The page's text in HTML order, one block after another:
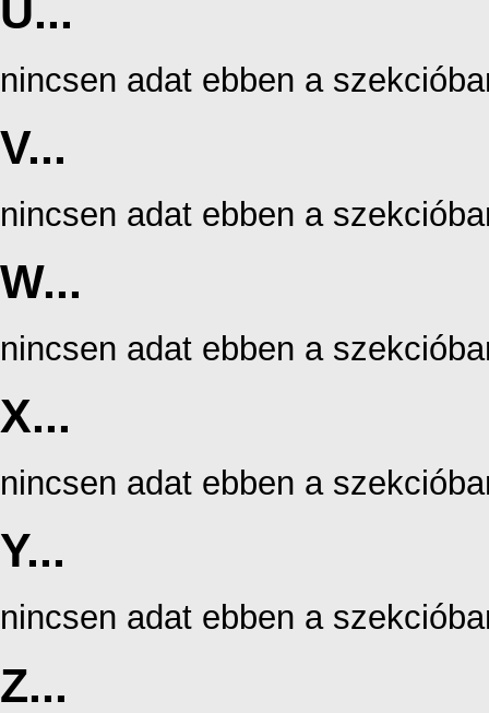
U...
nincsen adat ebben a
V...
nincsen adat ebben a
W...
nincsen adat ebben a
X...
nincsen adat ebben a
Y...
nincsen adat ebben a
Z...